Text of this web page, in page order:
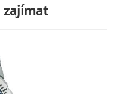
zajímat